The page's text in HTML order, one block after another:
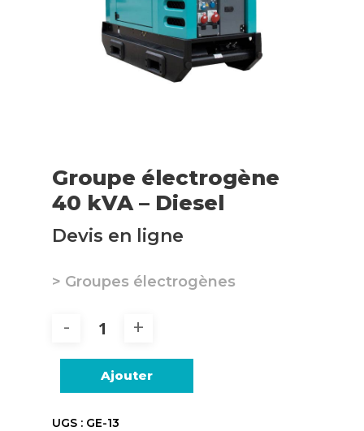
Groupe électrogène
40 kVA – Diesel
Devis en ligne
> Groupes électrogènes
Ajouter
UGS : GE-13